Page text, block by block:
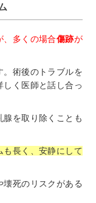
、多くの場合傷跡が
。術後のトラブルを
く医師と話し合っ
腺を取り除くことも
も長く、安静にして
死のリスクがある